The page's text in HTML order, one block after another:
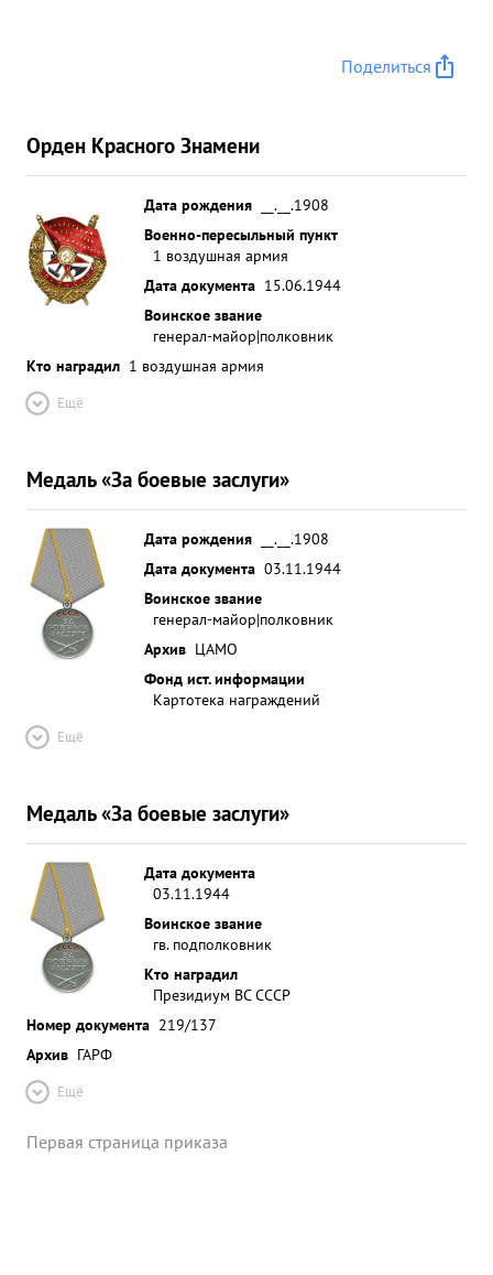
Поделиться
Орден Красного Знамени
Дата рождения
__.__.1908
Военно-пересыльный пункт
1 воздушная армия
Дата документа 15.06.1944
Воинское звание
генерал-майор|полковник
Кто наградил 1 воздушная армия
Ещё
Медаль «За боевые заслуги»
Дата рождения
__.__.1908
Дата документа 03.11.1944
Воинское звание
генерал-майор|полковник
Архив ЦАМО
Фонд ист. информации
Картотека награждений
Ещё
Медаль «За боевые заслуги»
Дата документа
03.11.1944
Воинское звание
гв. подполковник
Кто наградил
Президиум ВС СССР
Номер документа 219/137
Архив ГАРФ
Ещё
Первая страница приказа